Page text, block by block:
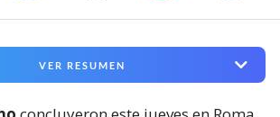
VER RESUMEN